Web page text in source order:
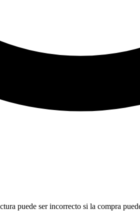
puede ser incorrecto si la compra